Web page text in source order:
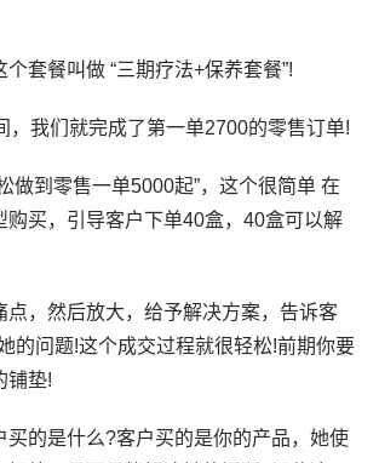
套餐叫做 “三期疗法+保养套餐”!
，我们就完成了第一单2700的零售订单!
做到零售一单5000起”，这个很简单 在
购买，引导客户下单40盒，40盒可以解
点，然后放大，给予解决方案，告诉客
的问题!这个成交过程就很轻松!前期你要
铺垫!
买的是什么?客户买的是你的产品，她使